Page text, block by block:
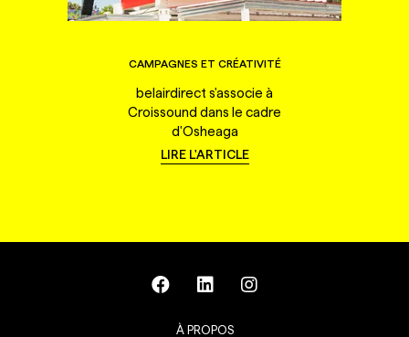
CAMPAGNES ET CRÉATIVITÉ
belairdirect s'associe à
Croissound dans le cadre
d'Osheaga
LIRE L'ARTICLE
À PROPOS